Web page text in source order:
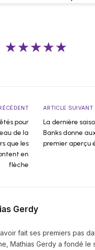
★★★★★
pour
de la
que les
en
flèche
ARTICLE SUIVANT
La dernière
Banks donne
premier aperçu
Gerdy
fait ses premiers pas
Mathias Gerdy a fondé le